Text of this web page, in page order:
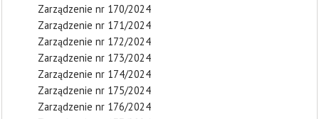
Zarządzenie nr 170/2024
Zarządzenie nr 171/2024
Zarządzenie nr 172/2024
Zarządzenie nr 173/2024
Zarządzenie nr 174/2024
Zarządzenie nr 175/2024
Zarządzenie nr 176/2024